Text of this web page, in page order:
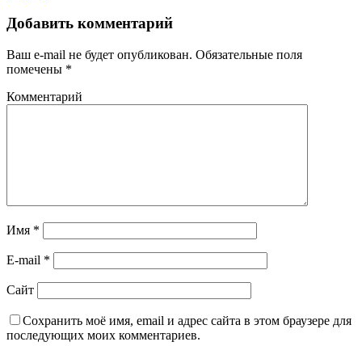
Добавить комментарий
Ваш e-mail не будет опубликован. Обязательные поля
помечены *
Комментарий
Имя *
E-mail *
Сайт
Сохранить моё имя, email и адрес сайта в этом браузере для
последующих моих комментариев.